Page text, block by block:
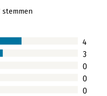
op elk niveau in elke
stemmen
4
3
0
0
0